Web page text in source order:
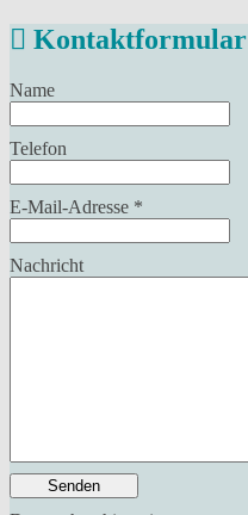
Kontaktformular
Name
Telefon
E-Mail-Adresse *
Nachricht
Senden